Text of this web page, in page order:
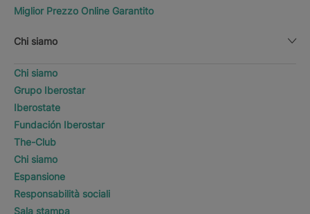
Miglior Prezzo Online Garantito
Chi siamo
Chi siamo
Grupo Iberostar
Iberostate
Fundación Iberostar
The-Club
Chi siamo
Espansione
Responsabilità sociali
Sala stampa